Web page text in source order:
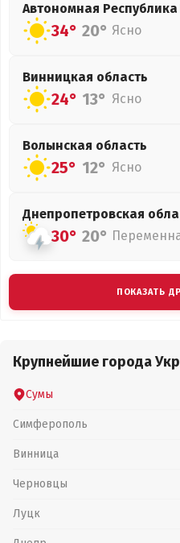
Автономная
34° 20° Ясно
Винницкая область
24° 13° Ясно
Волынская область
25° 12° Ясно
Днепропетровская
30° 20°
ПОКАЗАТЬ
Крупнейшие города
Сумы
Симферополь
Винница
Черновцы
Луцк